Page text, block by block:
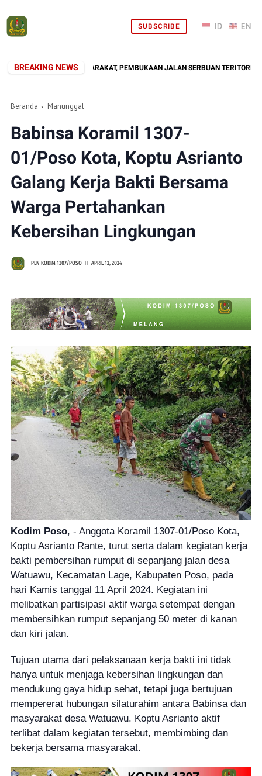
SUBSCRIBE
BREAKING NEWS
DI TENGAH MASYARAKAT, PEMBUKAAN JALAN SERBUAN TERITORIAL
Beranda Manunggal
Babinsa Koramil 1307-
01/Poso Kota, Koptu Asrianto
Galang Kerja Bakti Bersama
Warga Pertahankan
Kebersihan Lingkungan
PEN KODIM 1307/POSO APRIL 12, 2024
Kodim Poso, - Anggota Koramil 1307-01/Poso Kota,
Koptu Asrianto Rante, turut serta dalam kegiatan kerja
bakti pembersihan rumput di sepanjang jalan desa
Watuawu, Kecamatan Lage, Kabupaten Poso, pada
hari Kamis tanggal 11 April 2024. Kegiatan ini
melibatkan partisipasi aktif warga setempat dengan
membersihkan rumput sepanjang 50 meter di kanan
dan kiri jalan.
Tujuan utama dari pelaksanaan kerja bakti ini tidak
hanya untuk menjaga kebersihan lingkungan dan
mendukung gaya hidup sehat, tetapi juga bertujuan
mempererat hubungan silaturahim antara Babinsa dan
masyarakat desa Watuawu. Koptu Asrianto aktif
terlibat dalam kegiatan tersebut, membimbing dan
bekerja bersama masyarakat.